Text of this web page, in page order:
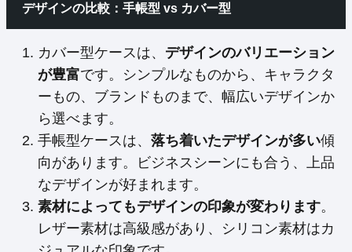
デザインの比較：手帳型 vs カバー型
カバー型ケースは、 デザインのバリエーション
が豊富です。シンプルなものから、キャラクタ
ーもの、ブランドものまで、幅広いデザインか
ら選べます。
手帳型ケースは、 落ち着いたデザインが多い傾
向があります。ビジネスシーンにも合う、上品
なデザインが好まれます。
素材によってもデザインの印象が変わります。
レザー素材は高級感があり、シリコン素材はカ